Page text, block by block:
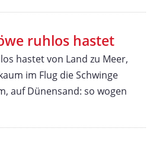
ruhlos hastet
hastet von Land zu Meer,
im Flug die Schwinge
auf Dünensand: so wogen